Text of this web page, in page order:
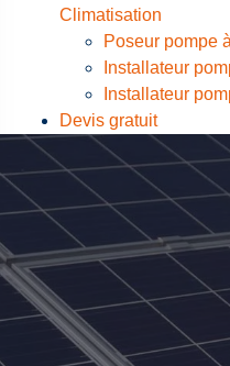
Climatisation
Poseur pompe
Installateur
Installateur
Devis gratuit